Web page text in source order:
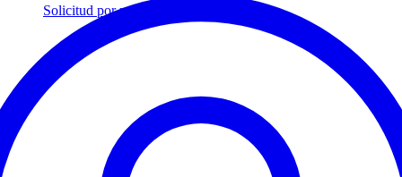
Solicitud por mensaje